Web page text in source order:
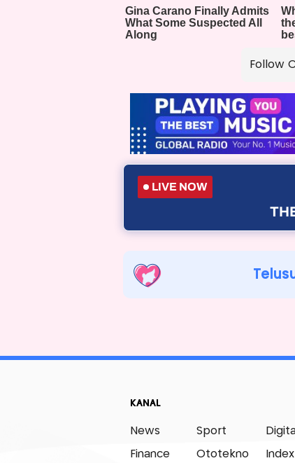
Follow
LIVE NOW
KANAL
News
Finance
Sport
Ototekno Index